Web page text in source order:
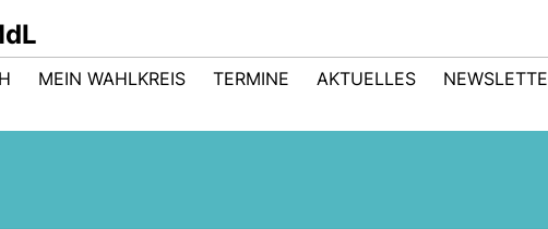
MEIN WAHLKREIS TERMINE AKTUELLES